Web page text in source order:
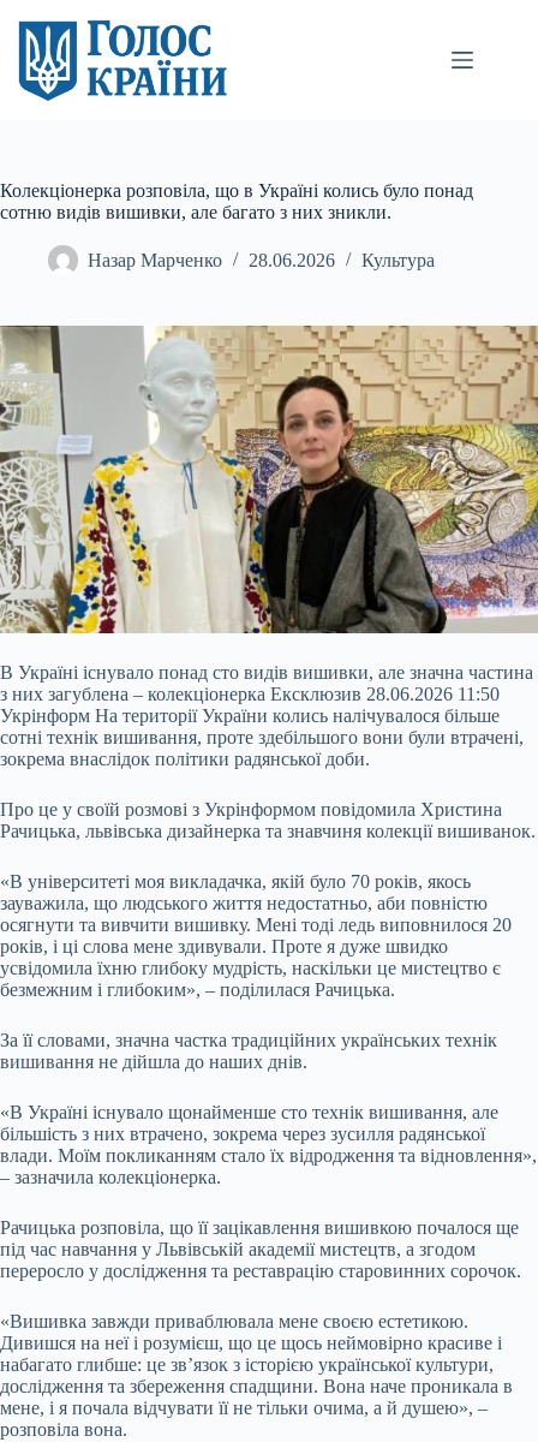
вмісту
Колекціонерка розповіла, що в Україні колись було понад
сотню видів вишивки, але багато з них зникли.
Назар Марченко 28.06.2026 Культура
В Україні існувало понад сто видів вишивки, але значна частина
з них загублена – колекціонерка Ексклюзив 28.06.2026 11:50
Укрінформ На території України колись налічувалося більше
сотні технік вишивання, проте здебільшого вони були втрачені,
зокрема внаслідок політики радянської доби.
Про це у своїй розмові з Укрінформом повідомила Христина
Рачицька, львівська дизайнерка та знавчиня колекції вишиванок.
«В університеті моя викладачка, якій було 70 років, якось
зауважила, що людського життя недостатньо, аби повністю
осягнути та вивчити вишивку. Мені тоді ледь виповнилося 20
років, і ці слова мене здивували. Проте я дуже швидко
усвідомила їхню глибоку мудрість, наскільки це мистецтво є
безмежним і глибоким», – поділилася Рачицька.
За її словами, значна частка традиційних українських технік
вишивання не дійшла до наших днів.
«В Україні існувало щонайменше сто технік вишивання, але
більшість з них втрачено, зокрема через зусилля радянської
влади. Моїм покликанням стало їх відродження та відновлення»,
– зазначила колекціонерка.
Рачицька розповіла, що її зацікавлення вишивкою почалося ще
під час навчання у Львівській академії мистецтв, а згодом
переросло у дослідження та реставрацію старовинних сорочок.
«Вишивка завжди приваблювала мене своєю естетикою.
Дивишся на неї і розумієш, що це щось неймовірно красиве і
набагато глибше: це зв’язок з історією української культури,
дослідження та збереження спадщини. Вона наче проникала в
мене, і я почала відчувати її не тільки очима, а й душею», –
розповіла вона.